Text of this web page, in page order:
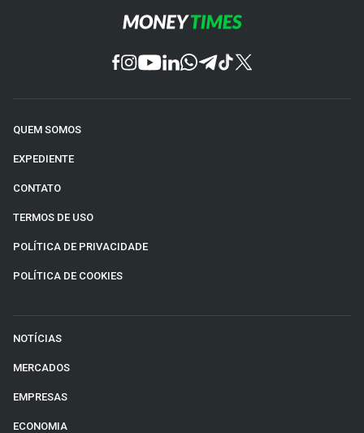
QUEM SOMOS
EXPEDIENTE
CONTATO
TERMOS DE USO
POLÍTICA DE PRIVACIDADE
POLÍTICA DE COOKIES
NOTÍCIAS
MERCADOS
EMPRESAS
ECONOMIA